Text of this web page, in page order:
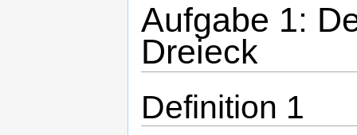
Aufgabe 1:
Dreieck
Definition 1